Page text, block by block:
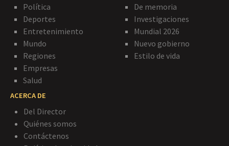
Política
Deportes
Entretenimiento
Mundo
Regiones
Empresas
Salud
De memoria
Investigaciones
Mundial 2026
Nuevo gobierno
Estilo de vida
ACERCA DE
Del Director
Quiénes somos
Contáctenos